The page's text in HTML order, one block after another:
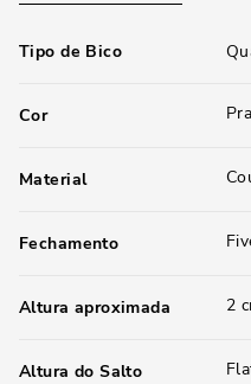
Tipo de Bico
Cor
Material
Fechamento
Altura aproximada 2
Altura do Salto